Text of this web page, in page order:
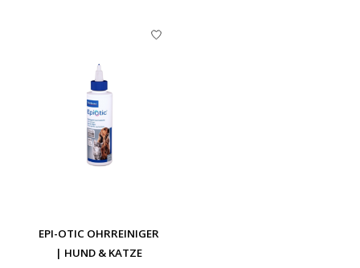
EPI-OTIC OHRREINIGER
| HUND & KATZE